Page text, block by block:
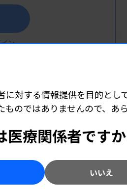
（第三回臨床微生物部門研修
ン
対する情報提供を目的とし
のではありませんので、あ
医療関係者です
いいえ